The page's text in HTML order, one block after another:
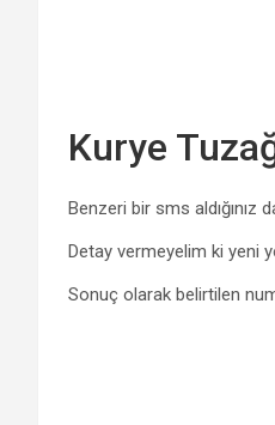
Kurye
Benzeri bir sms aldığınız
Detay vermeyelim ki yeni
Sonuç olarak belirtilen